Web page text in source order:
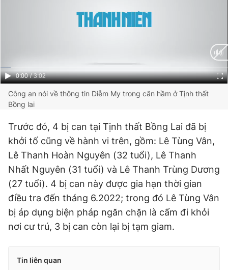
Current
Time
0:00 / Duration
3:02
Công an nói về thông tin Diễm My trong căn hầm ở Tịnh thất
Bồng lai
Trước đó, 4 bị can tại Tịnh thất Bồng Lai đã bị
khởi tố cũng về hành vi trên, gồm: Lê Tùng Vân,
Lê Thanh Hoàn Nguyên (32 tuổi), Lê Thanh
Nhất Nguyên (31 tuổi) và Lê Thanh Trùng Dương
(27 tuổi). 4 bị can này được gia hạn thời gian
điều tra đến tháng 6.2022; trong đó Lê Tùng Vân
bị áp dụng biện pháp ngăn chặn là cấm đi khỏi
nơi cư trú, 3 bị can còn lại bị tạm giam.
Tin liên quan